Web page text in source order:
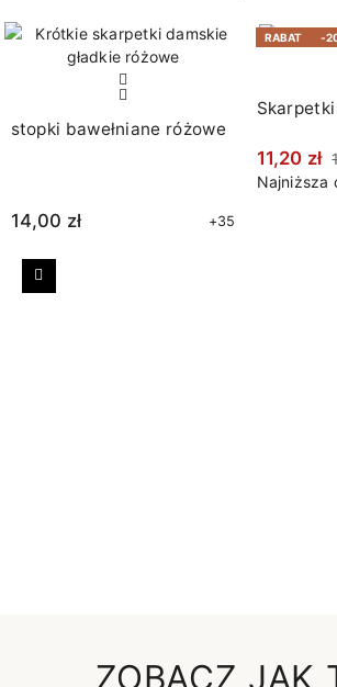
stopki bawełniane różowe
14,00 zł +35
RABAT -
11,20 zł
Najniższa
Poprzedni
ZOBACZ JAK